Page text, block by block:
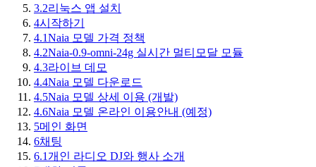
3.2리눅스 앱 설치
4시작하기
4.1Naia 모델 가격 정책
4.2Naia-0.9-omni-24g 실시간 멀티모달 모듈
4.3라이브 데모
4.4Naia 모델 다운로드
4.5Naia 모델 상세 이용 (개발)
4.6Naia 모델 온라인 이용안내 (예정)
5메인 화면
6채팅
6.1개인 라디오 DJ와 행사 소개